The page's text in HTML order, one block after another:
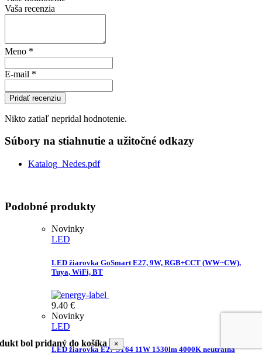
Vaša recenzia
Meno *
E-mail *
Pridať recenziu
Nikto zatiaľ nepridal hodnotenie.
Súbory na stiahnutie a užitočné odkazy
Katalog_Nedes.pdf
Podobné produkty
Novinky
LED
LED žiarovka GoSmart E27, 9W, RGB+CCT (WW~CW),
Tuya, WiFi, BT
9.40 €
Novinky
LED
LED žiarovka E27 ST64 11W 1530lm 4000K neutrálna
bol pridaný do košíka ×